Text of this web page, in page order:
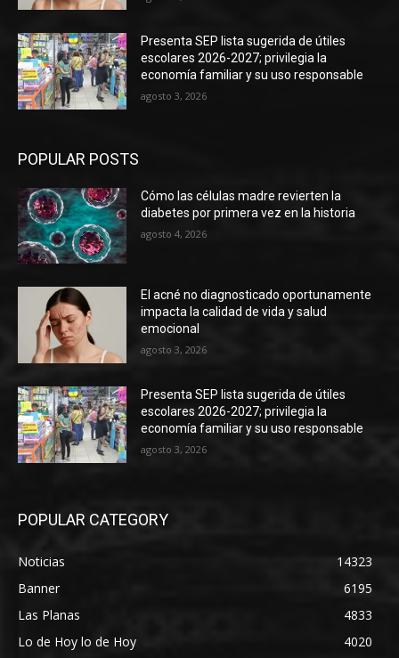
Presenta SEP lista sugerida de útiles
escolares 2026-2027; privilegia la
economía familiar y su uso responsable
agosto 3, 2026
POPULAR POSTS
Cómo las células madre revierten la
diabetes por primera vez en la historia
agosto 4, 2026
El acné no diagnosticado oportunamente
impacta la calidad de vida y salud
emocional
agosto 3, 2026
Presenta SEP lista sugerida de útiles
escolares 2026-2027; privilegia la
economía familiar y su uso responsable
agosto 3, 2026
POPULAR CATEGORY
Noticias
14323
Banner
6195
Las Planas
4833
Lo de Hoy lo de Hoy
4020